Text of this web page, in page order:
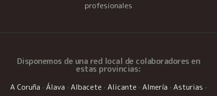
profesionales
Disponemos de una red local de colaboradores en
estas provincias:
A Coruña · Álava · Albacete · Alicante · Almería · Asturias ·